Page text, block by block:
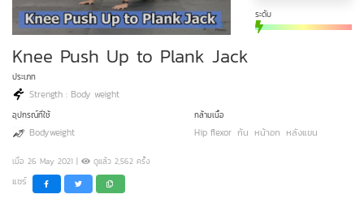
ระดับ
Knee Push Up to Plank Jack
ประเภท
Strength : Body weight
อุปกรณ์ที่ใช้
Bodyweight
กล้ามเนื้อ
Hip flexor ก้น หน้าอก หลังแขน
เมื่อ 26 May 2021 | ดูแล้ว 2,562 ครั้ง
แชร์